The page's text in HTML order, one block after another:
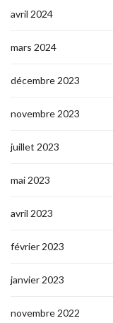
avril 2024
mars 2024
décembre 2023
novembre 2023
juillet 2023
mai 2023
avril 2023
février 2023
janvier 2023
novembre 2022